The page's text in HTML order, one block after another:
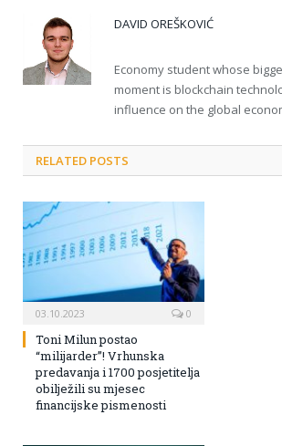
DAVID OREŠKOVIĆ
Economy student whose
moment is blockchain
influence on the global
RELATED POSTS
03.10.2023 0
Toni Milun postao
“milijarder”! Vrhunska
predavanja i 1700 posjetitelja
obilježili su mjesec
financijske pismenosti